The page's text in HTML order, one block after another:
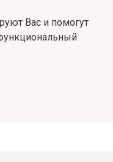
Вас и помогут